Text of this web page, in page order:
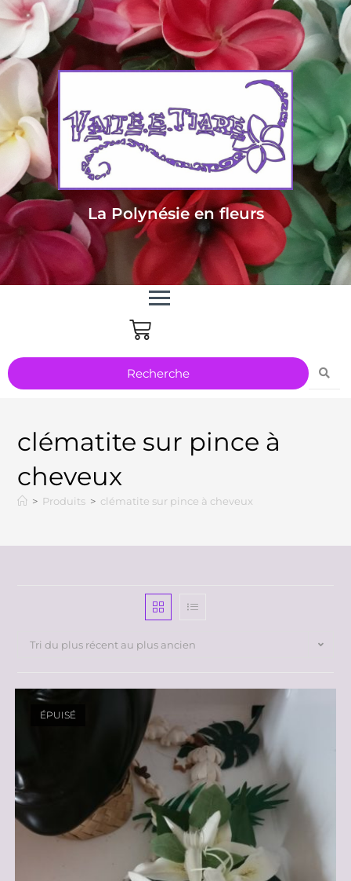
Livraison sous 24/48h en Métropole - Frais de livraison offert dès 85
euros d'achat en Métropole, dès 150 euros pour le reste du monde
La Polynésie en fleurs
clématite sur pince à
cheveux
> Produits > clématite sur pince à cheveux
Tri du plus récent au plus ancien
ÉPUISÉ